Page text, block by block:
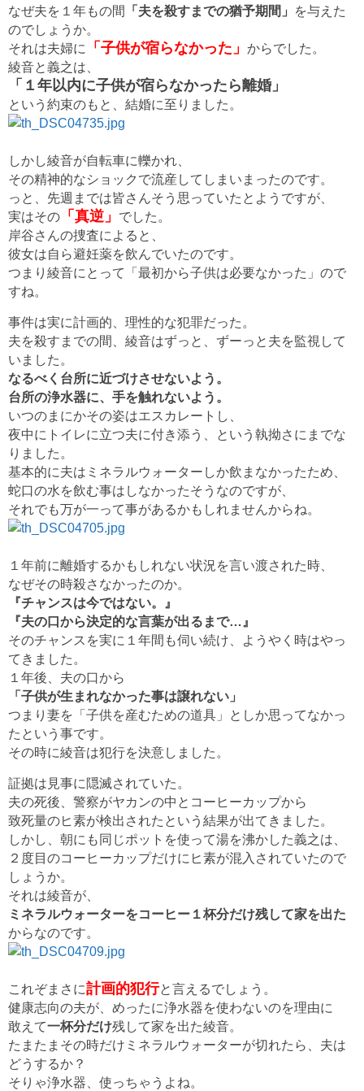
なぜ夫を１年もの間
「夫を殺すまでの猶予期間」
を与えた
のでしょうか。
それは夫婦に
「子供が宿らなかった」 からでした。
綾音と義之は、
「１年以内に子供が宿らなかったら離婚」
という約束のもと、結婚に至りました。
しかし綾音が自転車に轢かれ、
その精神的なショックで流産してしまいまったのです。
っと、先週までは皆さんそう思っていたとようですが、
実はその 「真逆」
でした。
岸谷さんの捜査によると、
彼女は自ら避妊薬を飲んでいたのです。
つまり綾音にとって「最初から子供は必要なかった」ので
すね。
事件は実に計画的、理性的な犯罪だった。
夫を殺すまでの間、綾音はずっと、ずーっと夫を監視して
いました。
なるべく台所に近づけさせないよう。
台所の浄水器に、手を触れないよう。
いつのまにかその姿はエスカレートし、
夜中にトイレに立つ夫に付き添う、という執拗さにまでな
りました。
基本的に夫はミネラルウォーターしか飲まなかったため、
蛇口の水を飲む事はしなかったそうなのですが、
それでも万が一って事があるかもしれませんからね。
１年前に離婚するかもしれない状況を言い渡された時、
なぜその時殺さなかったのか。
『チャンスは今ではない。』
『夫の口から決定的な言葉が出るまで…』
そのチャンスを実に１年間も伺い続け、ようやく時はやっ
てきました。
１年後、夫の口から
「子供が生まれなかった事は譲れない」
つまり妻を「子供を産むための道具」としか思ってなかっ
たという事です。
その時に綾音は犯行を決意しました。
証拠は見事に隠滅されていた。
夫の死後、警察がヤカンの中とコーヒーカップから
致死量のヒ素が検出されたという結果が出てきました。
しかし、朝にも同じポットを使って湯を沸かした義之は、
２度目のコーヒーカップだけにヒ素が混入されていたので
しょうか。
それは綾音が、
ミネラルウォーターをコーヒー１杯分だけ残して家を出た
からなのです。
これぞまさに計画的犯行と言えるでしょう。
健康志向の夫が、めったに浄水器を使わないのを理由に
敢えて一杯分だけ残して家を出た綾音。
たまたまその時だけミネラルウォーターが切れたら、夫は
どうするか？
そりゃ浄水器、使っちゃうよね。